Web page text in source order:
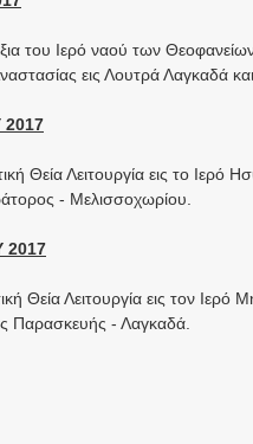
του Ιερό ναού των
εις Λουτρά Λαγκαδά και εν
Θεία Λειτουργία εις τo Ιερό
- Μελισσοχωρίου.
2017
Θεία Λειτουργία εις τον Ιερό
Παρασκευής - Λαγκαδά.